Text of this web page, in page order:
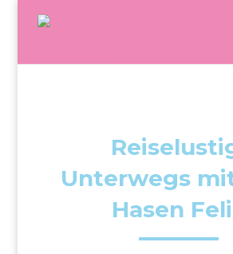
Unterwegs
Hasen